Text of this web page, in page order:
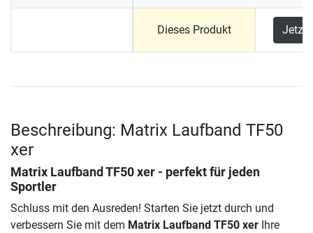
Dieses Produkt Jetzt
Beschreibung: Matrix Laufband TF50
xer
Matrix Laufband TF50 xer - perfekt für jeden
Sportler
Schluss mit den Ausreden! Starten Sie jetzt durch und
verbessern Sie mit dem Matrix Laufband TF50 xer Ihre